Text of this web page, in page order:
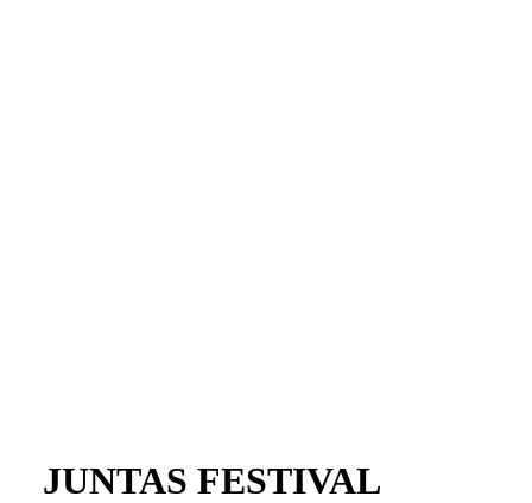
JUNTAS FESTIVAL